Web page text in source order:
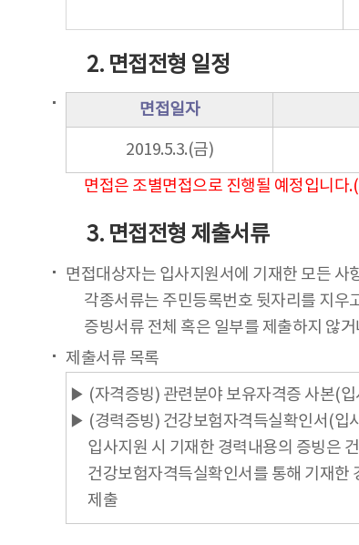
2. 면접전형 일정
면접일자
2019.5.3.(금)
면접은 조별면접으로 진행될 예정입니다
3. 면접전형 제출서류
면접대상자는 입사지원서에 기재한 모든 사
각종서류는 주민등록번호 뒷자리를 지우
증빙서류 전체 혹은 일부를 제출하지 않
제출서류 목록
▶ (자격증빙) 관련분야 보유자격증 사본(
▶ (경력증빙) 건강보험자격득실확인서(입
입사지원 시 기재한 경력내용의 증빙은
건강보험자격득실확인서를 통해 기재한
제출